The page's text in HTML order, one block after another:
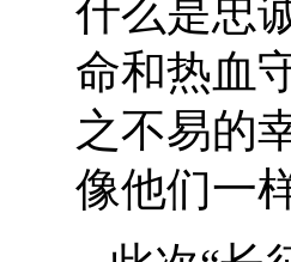
什么是忠
命和热血
之不易的
像他们一